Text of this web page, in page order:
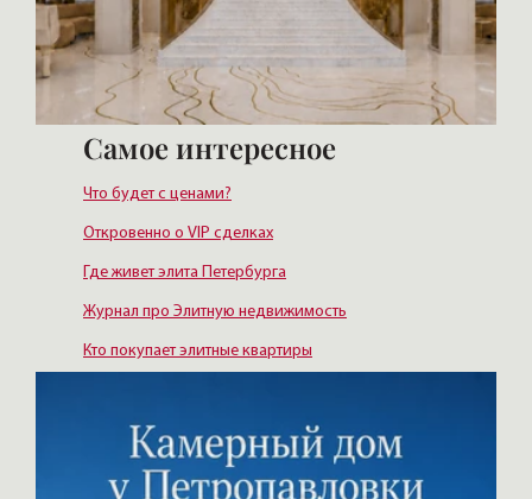
Самое интересное
Что будет с ценами?
Откровенно о VIP сделках
Где живет элита Петербурга
Журнал про Элитную недвижимость
Кто покупает элитные квартиры